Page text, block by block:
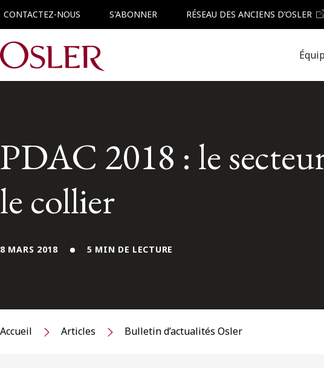
CONTACTEZ-NOUS S'ABONNER RÉSEAU DES ANCIENS D’OSLER
Main Navigation
PDAC 2018 : le
le collier
8 MARS 2018 5 MIN DE LECTURE
Accueil Articles Bulletin d’actualités Osler